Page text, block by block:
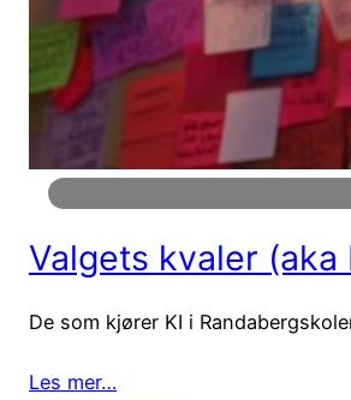
Valgets kvaler
De som kjører KI i
Les mer…